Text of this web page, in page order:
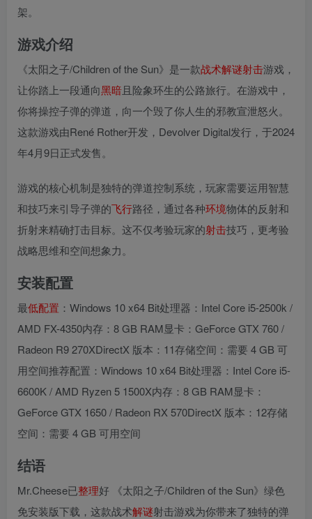
架。
游戏介绍
《太阳之子/Children of the Sun》是一款战术解谜射击游戏，
让你踏上一段通向黑暗且险象环生的公路旅行。在游戏中，
你将操控子弹的弹道，向一个毁了你人生的邪教宣泄怒火。
这款游戏由René Rother开发，Devolver Digital发行，于2024
年4月9日正式发售。
游戏的核心机制是独特的弹道控制系统，玩家需要运用智慧
和技巧来引导子弹的飞行路径，通过各种环境物体的反射和
折射来精确打击目标。这不仅考验玩家的射击技巧，更考验
战略思维和空间想象力。
安装配置
最低配置 ：Windows 10 x64 Bit处理器：Intel Core i5-2500k /
AMD FX-4350内存：8 GB RAM显卡：GeForce GTX 760 /
Radeon R9 270XDirectX 版本：11存储空间：需要 4 GB 可
用空间推荐配置：Windows 10 x64 Bit处理器：Intel Core i5-
6600K / AMD Ryzen 5 1500X内存：8 GB RAM显卡：
GeForce GTX 1650 / Radeon RX 570DirectX 版本：12存储
空间：需要 4 GB 可用空间
结语
Mr.Cheese已整理好 《太阳之子/Children of the Sun》绿色
免安装版下载，这款战术解谜射击游戏为你带来了独特的弹